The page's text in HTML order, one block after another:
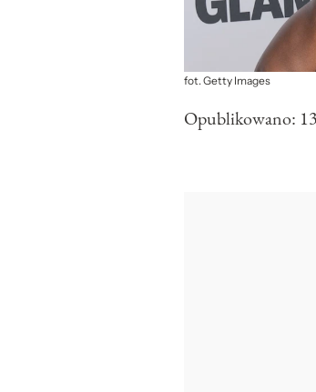
fot. Getty Images
Opublikowano: